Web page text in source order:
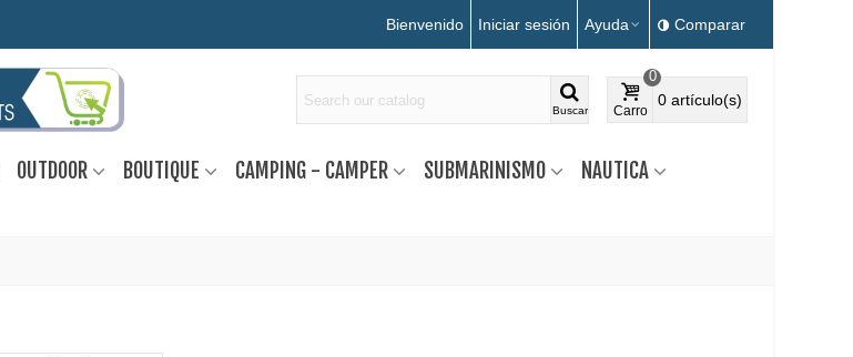
Bienvenido Iniciar sesión Ayuda Comparar
Buscar Carro
0
0 artículo(s)
OUTDOOR BOUTIQUE CAMPING - CAMPER SUBMARINISMO
NAUTICA